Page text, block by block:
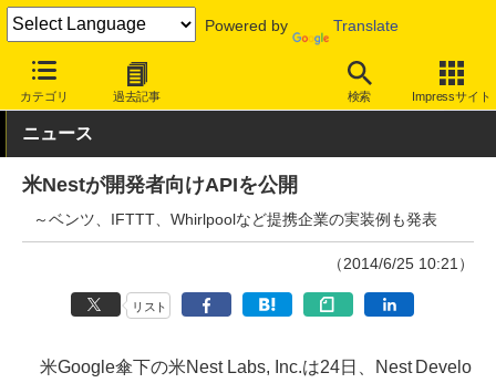
Powered by Translate
カテゴリ 過去記事 検索 Impressサイト
INTERNET Watch サービス/ソフト ソフトウェア API
ニュース
米Nestが開発者向けAPIを公開
～ベンツ、IFTTT、Whirlpoolなど提携企業の実装例も発表
（2014/6/25 10:21）
リスト
米Google傘下の米Nest Labs, Inc.は24日、Nest Develo